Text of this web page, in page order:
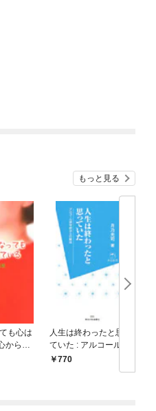
もっと見る
も心は
からの
人生は終わったと思っ
ていた : アルコール依
存症からの脱出
770